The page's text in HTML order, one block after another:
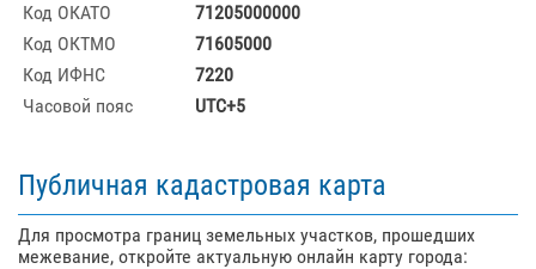
Код ОКАТО
71205000000
Код ОКТМО
71605000
Код ИФНС
7220
Часовой пояс
UTC+5
Публичная кадастровая карта
Для просмотра границ земельных участков, прошедших
межевание, откройте актуальную онлайн карту города: